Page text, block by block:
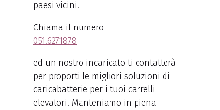
paesi vicini.
Chiama il numero
051.6271878
ed un nostro incaricato ti contatterà
per proporti le migliori soluzioni di
caricabatterie per i tuoi carrelli
elevatori. Manteniamo in piena